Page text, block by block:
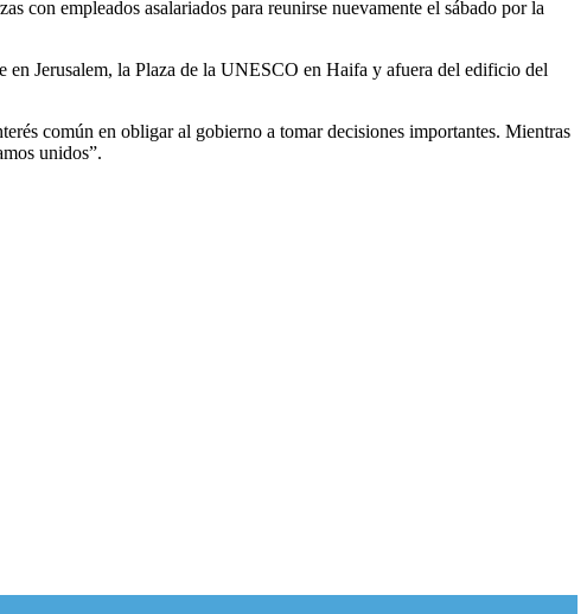
con empleados asalariados para reunirse nuevamente el sábado por la
Jerusalem, la Plaza de la UNESCO en Haifa y afuera del edificio del
común en obligar al gobierno a tomar decisiones importantes. Mientras
unidos”.